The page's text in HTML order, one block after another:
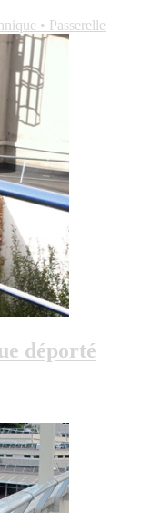
• Passerelle
déporté